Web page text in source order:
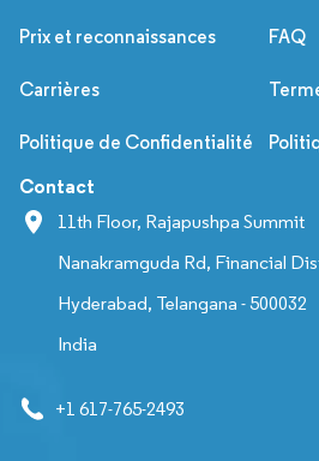
Prix et reconnaissances FAQ
Carrières
Politique de Confidentialité
Contact
11th Floor, Rajapushpa Summit
Nanakramguda Rd, Financial
Hyderabad, Telangana - 500032
India
+1 617-765-2493